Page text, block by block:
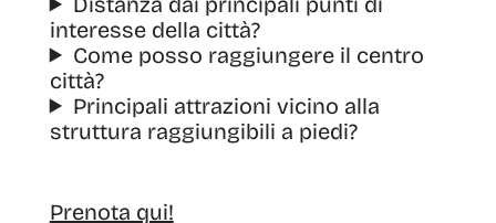
interesse della città?
Come posso raggiungere il centro
città?
Principali attrazioni vicino alla
struttura raggiungibili a piedi?
Prenota qui!